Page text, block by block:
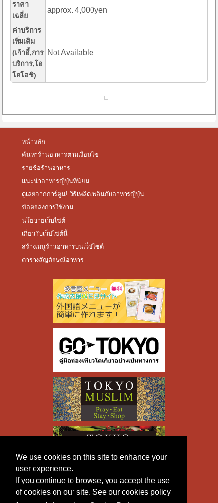
We use cookies on this site to enhance your
user experience.
If you continue to browse, you accept the use
of cookies on our site. See our cookies policy
ราคา
เฉลี่ย
approx. 4,000yen
ค่าบริการ
เพิ่มเติม
(เก้าอี้,การ
บริการ,โอ
โตโอชิ)
Not Available
หน้าหลัก
ค้นหาร้านอาหารตามเงื่อนไข
รายชื่อร้านอาหาร
แนะนำอาหารญี่ปุ่นที่นิยม
ดูเลยจากการ์ตูน! วิธีเพลิดเพลินกับอาหารญี่ปุ่น
ข้อตกลงการใช้งาน
นโยบายเว็บไซต์
เกี่ยวกับเว็ปไซต์นี้
สร้างเมนูร้านอาหารบนเว็ปไซต์
ตารางสัญลักษณ์อาหาร